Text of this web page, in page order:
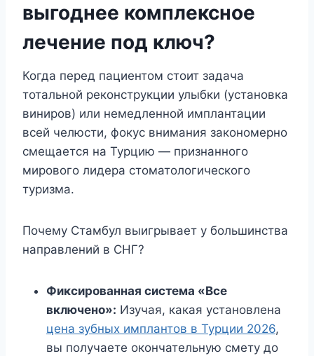
выгоднее комплексное
лечение под ключ?
Когда перед пациентом стоит задача
тотальной реконструкции улыбки (установка
виниров) или немедленной имплантации
всей челюсти, фокус внимания закономерно
смещается на Турцию — признанного
мирового лидера стоматологического
туризма.
Почему Стамбул выигрывает у большинства
направлений в СНГ?
Фиксированная система «Все
включено»: Изучая, какая установлена
цена зубных имплантов в Турции 2026,
вы получаете окончательную смету до